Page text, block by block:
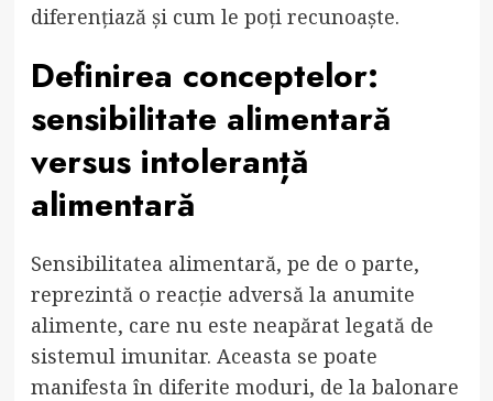
diferențiază și cum le poți recunoaște.
Definirea conceptelor:
sensibilitate alimentară
versus intoleranță
alimentară
Sensibilitatea alimentară, pe de o parte,
reprezintă o reacție adversă la anumite
alimente, care nu este neapărat legată de
sistemul imunitar. Aceasta se poate
manifesta în diferite moduri, de la balonare